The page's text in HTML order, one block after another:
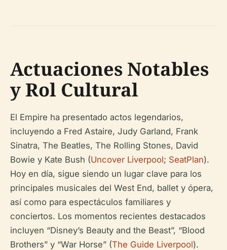
Actuaciones Notables
y Rol Cultural
El Empire ha presentado actos legendarios,
incluyendo a Fred Astaire, Judy Garland, Frank
Sinatra, The Beatles, The Rolling Stones, David
Bowie y Kate Bush (Uncover Liverpool; SeatPlan).
Hoy en día, sigue siendo un lugar clave para los
principales musicales del West End, ballet y ópera,
así como para espectáculos familiares y
conciertos. Los momentos recientes destacados
incluyen “Disney’s Beauty and the Beast”, “Blood
Brothers” y “War Horse” (The Guide Liverpool).